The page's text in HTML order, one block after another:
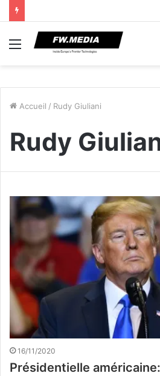
Menu
Accueil / Rudy Giuliani
Rudy
16/11/2020
Présidentielle